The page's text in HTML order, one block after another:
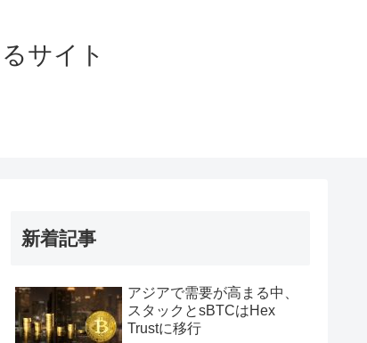
サイト
新着記事
アジアで需要が高まる中、
スタックとsBTCはHex
Trustに移行